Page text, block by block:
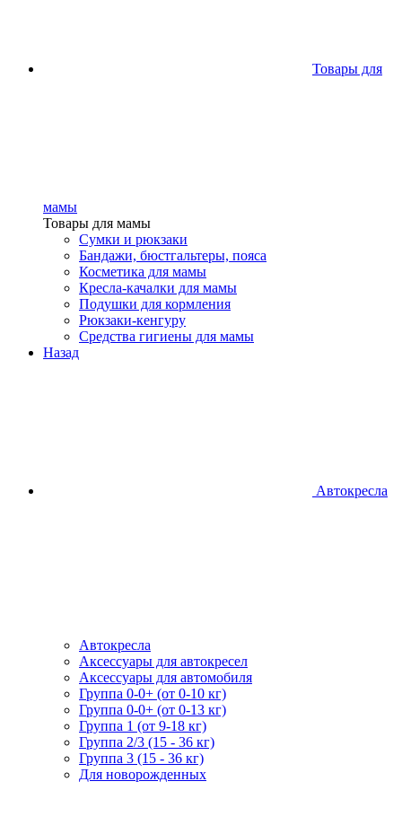
Товары для
мамы
Товары для мамы
Сумки и рюкзаки
Бандажи, бюстгальтеры, пояса
Косметика для мамы
Кресла-качалки для мамы
Подушки для кормления
Рюкзаки-кенгуру
Средства гигиены для мамы
Назад
Автокресла
Автокресла
Аксессуары для автокресел
Аксессуары для автомобиля
Группа 0-0+ (от 0-10 кг)
Группа 0-0+ (от 0-13 кг)
Группа 1 (от 9-18 кг)
Группа 2/3 (15 - 36 кг)
Группа 3 (15 - 36 кг)
Для новорожденных